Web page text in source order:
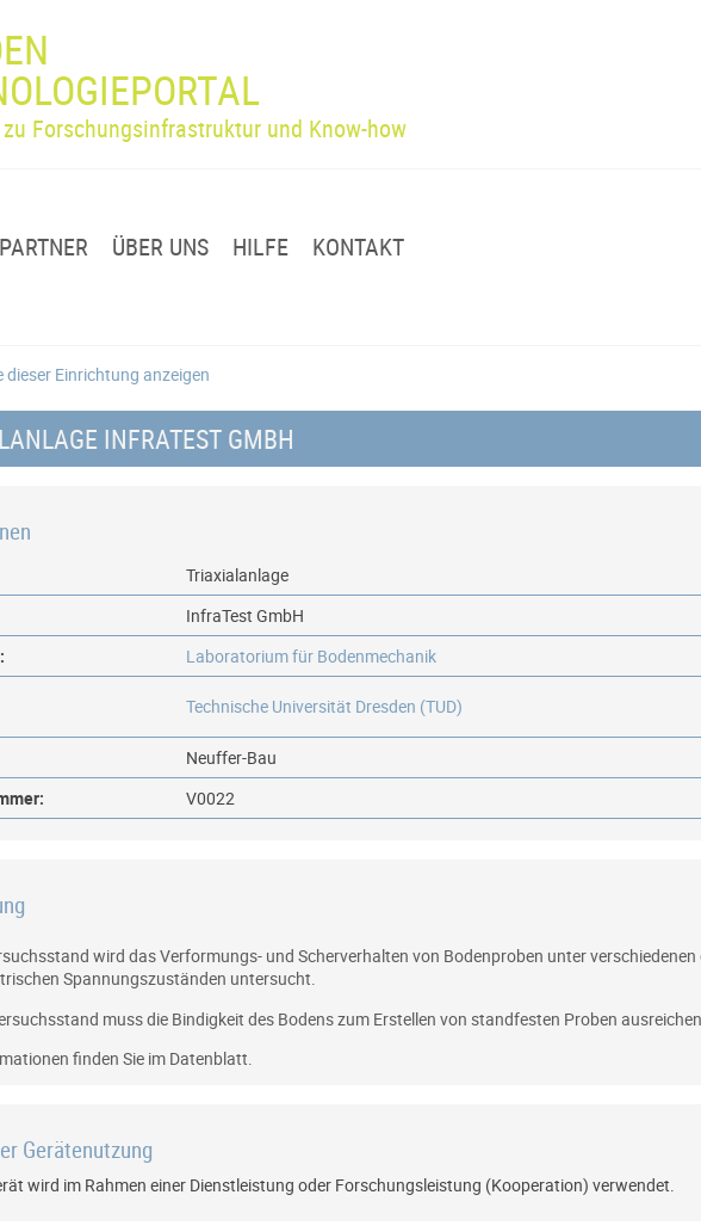
Forschungsinfrastruktur und Know-how
PARTNER ÜBER UNS HILFE KONTAKT
dieser Einrichtung anzeigen
INFRATEST GMBH
Triaxialanlage
InfraTest GmbH
Laboratorium für Bodenmechanik
Technische Universität Dresden (TUD)
Neuffer-Bau
V0022
wird das Verformungs- und Scherverhalten von Bodenproben unter verschiedenen
Spannungszuständen untersucht.
muss die Bindigkeit des Bodens zum Erstellen von standfesten Proben ausreichen.
finden Sie im Datenblatt.
Gerätenutzung
wird im Rahmen einer Dienstleistung oder Forschungsleistung (Kooperation) verwendet.